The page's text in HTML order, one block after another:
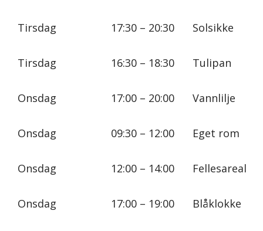
Tirsdag 17:30 – 20:30 Solsikke
Tirsdag 16:30 – 18:30 Tulipan
Onsdag 17:00 – 20:00 Vannlilje
Onsdag 09:30 – 12:00 Eget rom
Onsdag 12:00 – 14:00 Fellesareal
Onsdag 17:00 – 19:00 Blåklokke